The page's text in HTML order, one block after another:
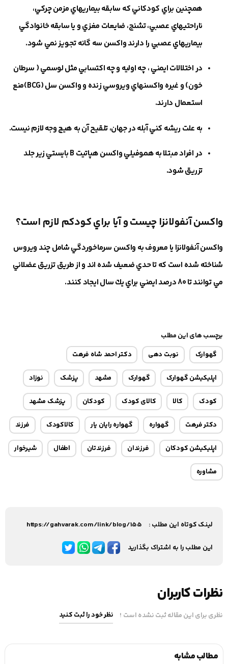
همچنين براي كودكاني كه سابقه بيماريهاي مزمن چركي،
ناراحتيهاي عصبي، تشنج، ضايعات مغزي و يا سابقه خانوادگي
بيماريهاي عصبي را دارند واكسن سه گانه تجويز نمي شود.
در اختلالات ايمني ، چه اوليه و چه اكتسابي مثل لوسمي ( سرطان
خون) و غيره واكسنهاي ويروسي زنده و واكسن سل (BCG)منع
استعمال دارند.
به علت ريشه كني آبله در جهان، تلقيح آن به هيچ وجه لازم نيست.
در افراد مبتلا به هموفيلي واكسن هپاتيت B بايستي زير جلد
تزريق شود.
واكسن آنفولانزا چيست و آيا براي كودكم لازم است؟
واكسن آنفولانزا يا معروف به واكسن سرماخوردگي شامل چند ويروس
شناخته شده است كه تا حدي ضعيف شده اند و از طريق تزريق عضلاني
مي توانند تا 80 درصد ايمني براي يك سال ايجاد كنند.
برچسب های این مطلب
گهوارک
نوبت دهی دکتر احمد شاه فرهت
اپلیکیشن گهوارک گهوارک مشهد پزشک نوزاد
کودک کالا کالای کودک کودکان پزشک مشهد
دکتر فرهت گهواره گهواره رایان یار کالاکودک فرزند
اپلیکیشن کودکان فرزندان فرزندتان اطفال شیرخوار
مشاوره
لینک کوتاه این مطلب : https://gahvarak.com/link/blog/155
این مطلب را به اشتراک بگذارید
نظرات کاربران
نظری برای این مقاله ثبت نشده است ! نظر خود را ثبت کنید
مطالب مشابه